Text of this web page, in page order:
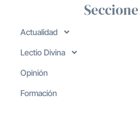
Actualidad
Lectio Divina
Opinión
Formación